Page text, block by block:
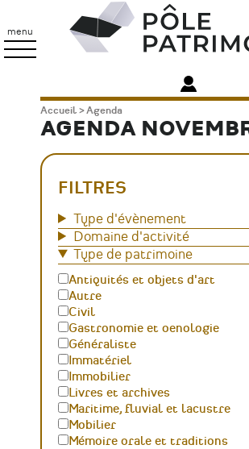
contenu
principal
menu
Patrimoine
Fil
d'Ariane
Accueil Agenda
AGENDA
FILTRES
Type d'évènement
Domaine d'activité
Type de patrimoine
Antiquités et objets d'art
Autre
Civil
Gastronomie et oenologie
Généraliste
Immatériel
Immobilier
Livres et archives
Maritime, fluvial et lacustre
Mobilier
Mémoire orale et traditions